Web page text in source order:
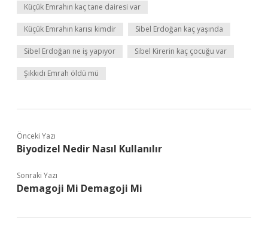
Küçük Emrahın kaç tane dairesi var
Küçük Emrahın karısı kimdir Sibel Erdoğan kaç yaşında
Sibel Erdoğan ne iş yapıyor Sibel Kirerin kaç çocuğu var
Şıkkıdı Emrah öldü mü
Önceki Yazı
Biyodizel Nedir Nasıl Kullanılır
Sonraki Yazı
Demagoji Mi Demagoji Mi